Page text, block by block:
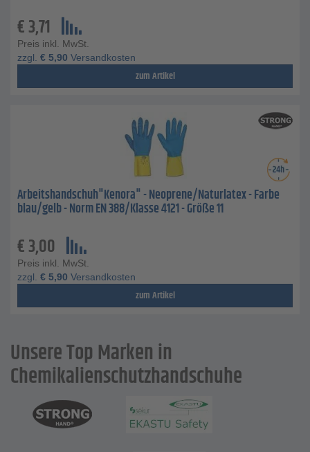
€3,71
Preis inkl. MwSt.
zzgl. € 5,90 Versandkosten
zum Artikel
Arbeitshandschuh"Kenora" - Neoprene/Naturlatex - Farbe
blau/gelb - Norm EN 388/Klasse 4121 - Größe 11
€3,00
Preis inkl. MwSt.
zzgl. € 5,90 Versandkosten
zum Artikel
Unsere Top Marken in
Chemikalienschutzhandschuhe